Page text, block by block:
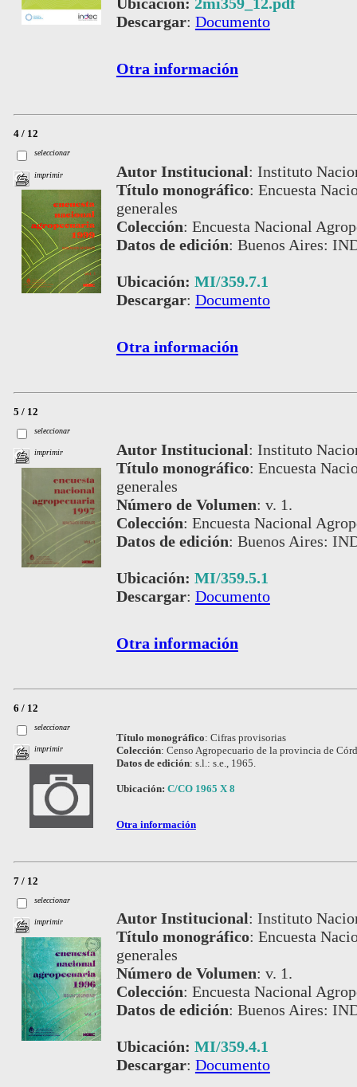
Descargar: Documento
Otra información
4 / 12
seleccionar
imprimir Autor Institucional: Instituto
Título monográfico: Encuesta
generales
Colección: Encuesta Nacional
Datos de edición: Buenos Aires:
Ubicación: MI/359.7.1
Descargar: Documento
Otra información
5 / 12
seleccionar
imprimir Autor Institucional: Instituto
Título monográfico: Encuesta
generales
Número de Volumen: v. 1.
Colección: Encuesta Nacional
Datos de edición: Buenos Aires:
Ubicación: MI/359.5.1
Descargar: Documento
Otra información
6 / 12
seleccionar
imprimir
Título monográfico: Cifras provisorias
Colección: Censo Agropecuario de la provincia de
Datos de edición: s.l.: s.e., 1965.
Ubicación: C/CO 1965 X 8
Otra información
7 / 12
seleccionar
imprimir Autor Institucional: Instituto
Título monográfico: Encuesta
generales
Número de Volumen: v. 1.
Colección: Encuesta Nacional
Datos de edición: Buenos Aires:
Ubicación: MI/359.4.1
Descargar: Documento